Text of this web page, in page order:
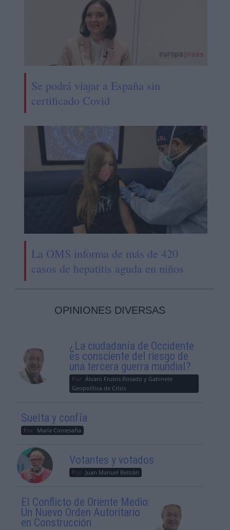
Se podrá viajar a España sin
certificado Covid
La OMS informa de más de 420
casos de hepatitis aguda en niños
OPINIONES DIVERSAS
¿La ciudadanía de Occidente
es consciente del riesgo de
una tercera guerra mundial?
Por Álvaro Frutos Rosado y Gabinete
Geopolítica de Crisis
Suelta y confía
Por María Comesaña
Votantes y votados
Por Juan Manuel Beltrán
El Conflicto de Oriente Medio:
Un Nuevo Orden Autoritario
en Construcción